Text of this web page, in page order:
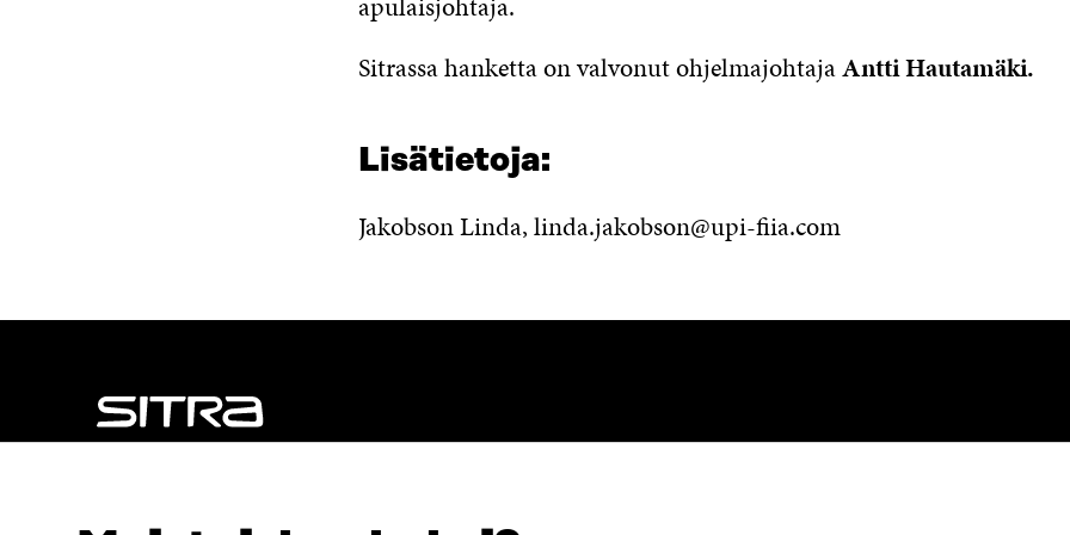
Sitrassa hanketta on valvonut ohjelmajohtajaAntti Hautamäki.
Lisätietoja:
Jakobson Linda, linda.jakobson@upi-fiia.com